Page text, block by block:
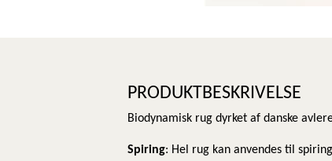
PRODUKTBESKRIVELSE
Biodynamisk rug dyrket af danske
Spiring: Hel rug kan anvendes til